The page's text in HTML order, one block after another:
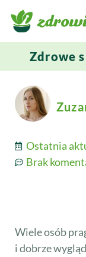
Zdrowe
Ostatnia
Brak
Wiele osób
i dobrze